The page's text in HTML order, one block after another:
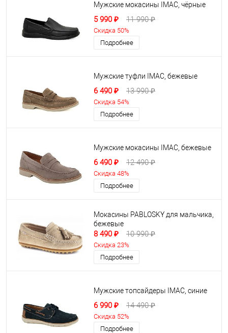
Мужские мокасины IMAC, чёрные
5 990 ₽ 11 990 ₽
Скидка 50%
Подробнее
Мужские туфли IMAC, бежевые
6 490 ₽ 13 990 ₽
Скидка 54%
Подробнее
Мужские мокасины IMAC, бежевые
6 490 ₽ 12 490 ₽
Скидка 48%
Подробнее
Мокасины PABLOSKY для мальчика,
бежевые
8 490 ₽ 10 990 ₽
Скидка 23%
Подробнее
Мужские топсайдеры IMAC, синие
6 990 ₽ 14 490 ₽
Скидка 52%
Подробнее